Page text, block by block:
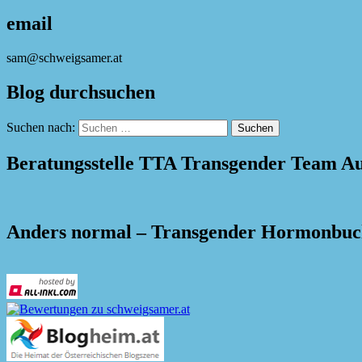
email
sam@schweigsamer.at
Blog durchsuchen
Suchen nach:
Beratungsstelle TTA Transgender Team
Anders normal – Transgender